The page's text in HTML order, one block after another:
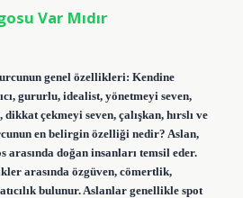
Var Mıdır
genel özellikleri: Kendine
gururlu, idealist, yönetmeyi seven,
çekmeyi seven, çalışkan, hırslı ve
en belirgin özelliği nedir? Aslan,
arasında doğan insanları temsil eder.
arasında özgüven, cömertlik,
bulunur. Aslanlar genellikle spot